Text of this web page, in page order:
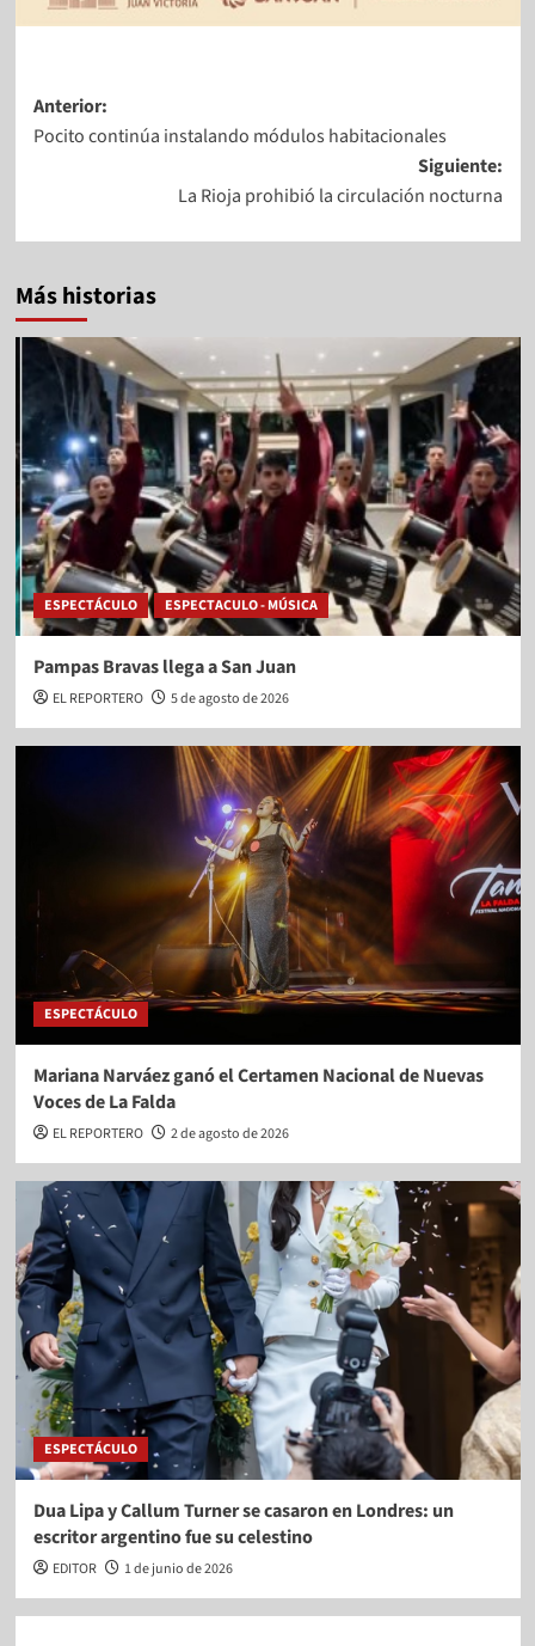
Anterior:
Pocito continúa instalando módulos habitacionales
Siguiente:
La Rioja prohibió la circulación nocturna
Más historias
ESPECTÁCULO ESPECTACULO - MÚSICA
Pampas Bravas llega a San Juan
EL REPORTERO 5 de agosto de 2026
ESPECTÁCULO
Mariana Narváez ganó el Certamen Nacional de Nuevas
Voces de La Falda
EL REPORTERO 2 de agosto de 2026
ESPECTÁCULO
Dua Lipa y Callum Turner se casaron en Londres: un
escritor argentino fue su celestino
EDITOR 1 de junio de 2026